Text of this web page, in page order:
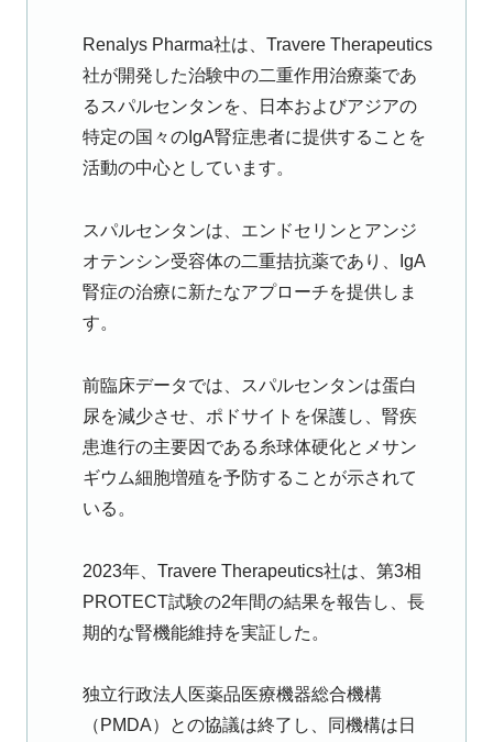
Renalys Pharma社は、Travere Therapeutics
社が開発した治験中の二重作用治療薬であ
るスパルセンタンを、日本およびアジアの
特定の国々のIgA腎症患者に提供することを
活動の中心としています。
スパルセンタンは、エンドセリンとアンジ
オテンシン受容体の二重拮抗薬であり、IgA
腎症の治療に新たなアプローチを提供しま
す。
前臨床データでは、スパルセンタンは蛋白
尿を減少させ、ポドサイトを保護し、腎疾
患進行の主要因である糸球体硬化とメサン
ギウム細胞増殖を予防することが示されて
いる。
2023年、Travere Therapeutics社は、第3相
PROTECT試験の2年間の結果を報告し、長
期的な腎機能維持を実証した。
独立行政法人医薬品医療機器総合機構
（PMDA）との協議は終了し、同機構は日